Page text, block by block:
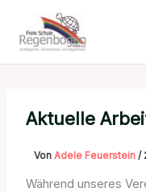
springen
Aktuelle
Von Adele Feuerstein /
Während unseres